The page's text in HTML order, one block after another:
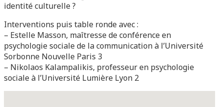
identité culturelle ?
Interventions puis table ronde avec :
– Estelle Masson, maîtresse de conférence en
psychologie sociale de la communication à l’Université
Sorbonne Nouvelle Paris 3
– Nikolaos Kalampalikis, professeur en psychologie
sociale à l’Université Lumière Lyon 2